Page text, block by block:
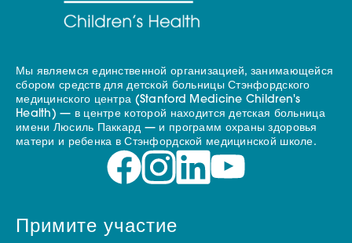
Мы являемся единственной организацией, занимающейся
сбором средств для детской больницы Стэнфордского
медицинского центра (Stanford Medicine Children's
Health) — в центре которой находится детская больница
имени Люсиль Паккард — и программ охраны здоровья
матери и ребенка в Стэнфордской медицинской школе.
Примите участие